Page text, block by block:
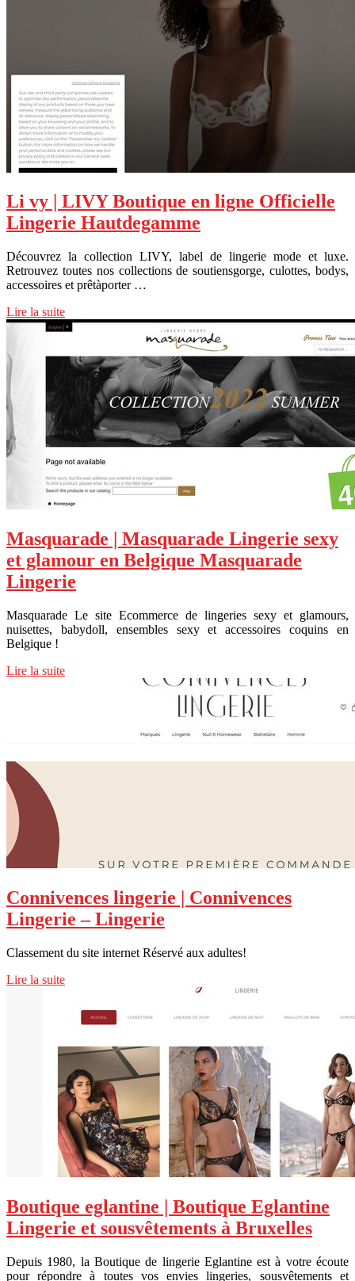
Li vy | LIVY Boutique en ligne Officielle
Lingerie Hautdegamme
Découvrez la collection LIVY, label de lingerie mode et luxe.
Retrouvez toutes nos collections de soutiensgorge, culottes, bodys,
accessoires et prêtàporter …
Lire la suite
Masquarade | Masquarade Lingerie sexy
et glamour en Belgique Masquarade
Lingerie
Masquarade Le site Ecommerce de lingeries sexy et glamours,
nuisettes, babydoll, ensembles sexy et accessoires coquins en
Belgique !
Lire la suite
Connivences lingerie | Connivences
Lingerie – Lingerie
Classement du site internet Réservé aux adultes!
Lire la suite
Boutique eglantine | Boutique Eglantine
Lingerie et sousvêtements à Bruxelles
Depuis 1980, la Boutique de lingerie Eglantine est à votre écoute
pour répondre à toutes vos envies lingeries, sousvêtements et